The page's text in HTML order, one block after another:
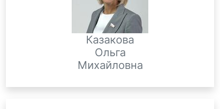
Казакова
Ольга
Михайловна